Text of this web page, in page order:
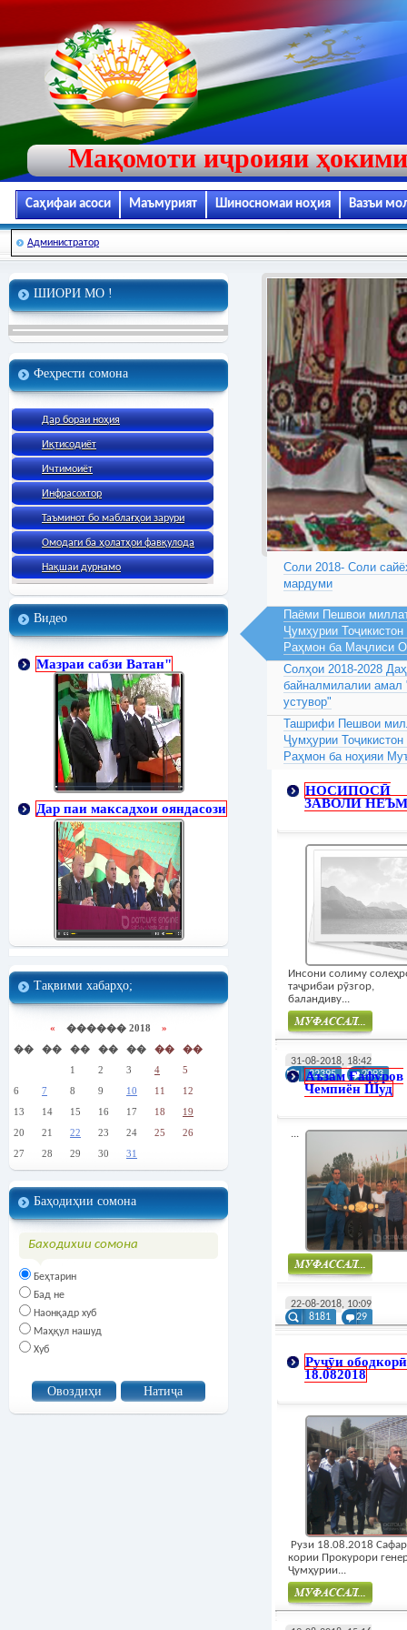
Мақомоти иҷроияи
Саҳифаи асоси Маъмурият Шиносномаи ноҳия Вазъи
Администратор
ШИОРИ МО !
Феҳрести сомона
Дар бораи ноҳия
Иқтисодиёт
Ичтимоиёт
Инфрасохтор
Таъминот бо маблағҳои зарури
Омодаги ба ҳолатҳои фавқулода
Нақшаи дурнамо
Видео
Мазраи сабзи Ватан"
Дар паи максадхои ояндасози
Тақвими хабарҳо;
« ������ 2018 »
��
�� �� �� �� ��
��
1
2 3 4
5
6
7 8 9 10 11
12
13
14 15 16 17 18
19
20
21 22 23 24 25
26
27
28 29 30 31
Баҳодиҳии сомона
Баходихии сомона
Беҳтарин
Бад не
Наонқадр хуб
Маҳқул нашуд
Хуб
Соли 2018- Соли
мардуми
Паёми Пешвои
Ҷумҳурии
Раҳмон ба Маҷлиси
Солҳои 2018-2028
байналмилалии
устувор"
Ташрифи Пешвои
Ҷумҳурии
Раҳмон ба ноҳияи
НОСИПОСӢ
ЗАВОЛИ
Инсони солиму
таҷрибаи рӯзгор,
баландиву...
31-08-2018, 18:42
22395
2093
Аъзам Ғафуров
Чемпиён Шуд
...
22-08-2018, 10:09
8181
29
Руҷӯи ободкорӣ
18.082018
Рузи 18.08.2018
кории Прокурори
Ҷумҳурии...